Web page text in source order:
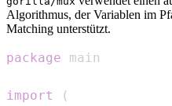
Algorithmus, der Variablen im
Matching unterstützt.
package
import
(